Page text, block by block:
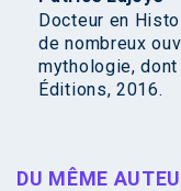
Docteur en
de nombreux
mythologie, dont
Éditions, 2016.
DU MÊME